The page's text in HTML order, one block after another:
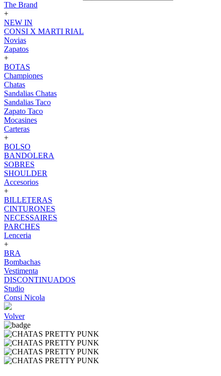
The Brand
+
NEW IN
CONSI X MARTI RIAL
Novias
Zapatos
+
BOTAS
Championes
Chatas
Sandalias Chatas
Sandalias Taco
Zapato Taco
Mocasines
Carteras
+
BOLSO
BANDOLERA
SOBRES
SHOULDER
Accesorios
+
BILLETERAS
CINTURONES
NECESSAIRES
PARCHES
Lenceria
+
BRA
Bombachas
Vestimenta
DISCONTINUADOS
Studio
Consi Nicola
Volver